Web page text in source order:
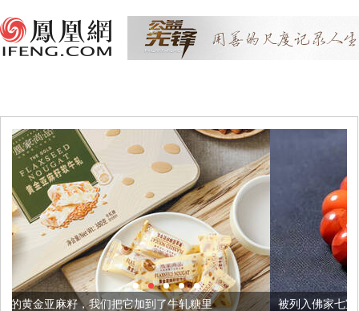
它加到了牛轧糖里 被列入佛家七宝的它到底有多美？